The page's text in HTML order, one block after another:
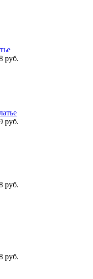
руб.
руб.
руб.
руб.